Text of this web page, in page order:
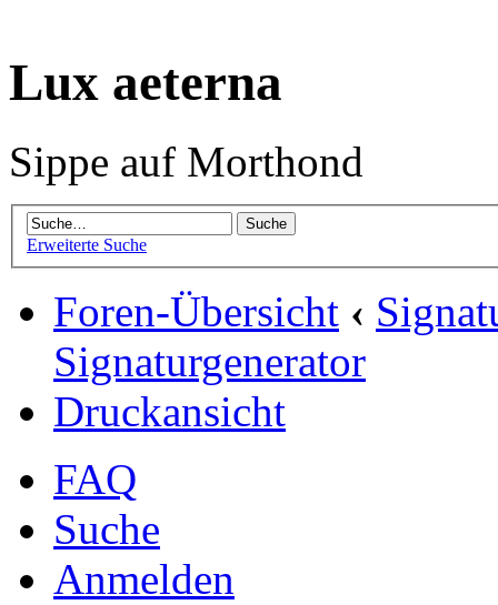
Lux aeterna
Sippe auf Morthond
Erweiterte Suche
Foren-Übersicht ‹
Signaturgenerator
Druckansicht
FAQ
Suche
Anmelden